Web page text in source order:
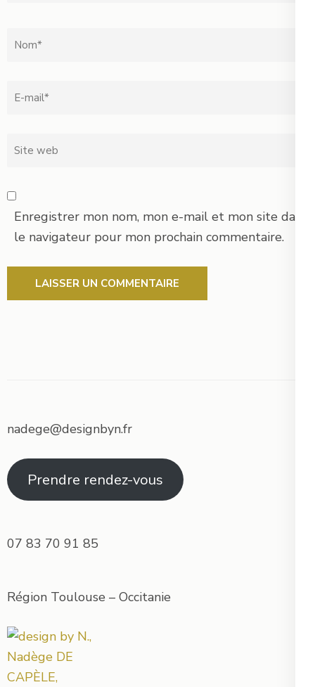
Nom *
Email *
Site
Enregistrer mon nom, mon e-mail et mon site dans
le navigateur pour mon prochain commentaire.
nadege@designbyn.fr
Prendre rendez-vous
07 83 70 91 85
Région Toulouse – Occitanie